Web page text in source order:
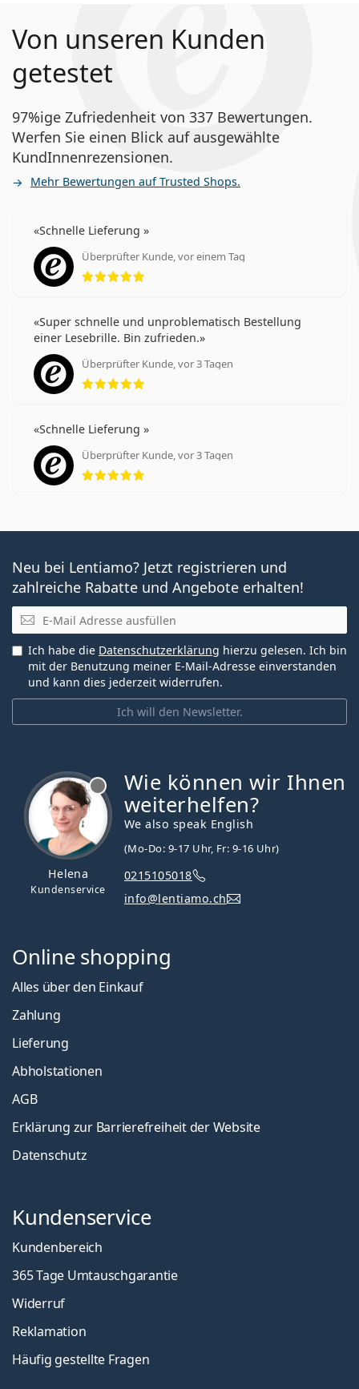
Von unseren Kunden
getestet
97%ige Zufriedenheit von 337 Bewertungen.
Werfen Sie einen Blick auf ausgewählte
KundInnenrezensionen.
Mehr Bewertungen auf Trusted Shops.
Schnelle Lieferung
Überprüfter Kunde, vor einem Tag
Bewertung 5 aus 5
Super schnelle und unproblematisch Bestellung
einer Lesebrille. Bin zufrieden.
Überprüfter Kunde, vor 3 Tagen
Bewertung 5 aus 5
Schnelle Lieferung
Überprüfter Kunde, vor 3 Tagen
Bewertung 5 aus 5
Neu bei Lentiamo? Jetzt registrieren und
zahlreiche Rabatte und Angebote erhalten!
E-Mail
Ich will den Newsletter.
Ich habe die Datenschutzerklärung hierzu gelesen. Ich bin
mit der Benutzung meiner E-Mail-Adresse einverstanden
und kann dies jederzeit widerrufen.
Helena
Kundenservice
Wie können wir Ihnen
weiterhelfen?
We also speak English
(Mo-Do: 9-17 Uhr, Fr: 9-16 Uhr)
0215105018
info@lentiamo.ch
Online shopping
Alles über den Einkauf
Zahlung
Lieferung
Abholstationen
AGB
Erklärung zur Barrierefreiheit der Website
Datenschutz
Kundenservice
Kundenbereich
365 Tage Umtauschgarantie
Widerruf
Reklamation
Häufig gestellte Fragen